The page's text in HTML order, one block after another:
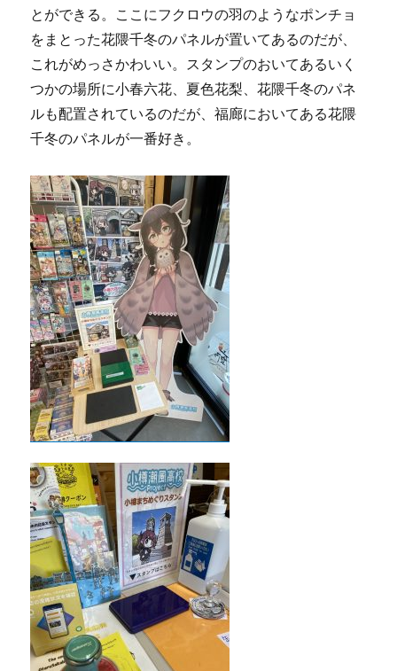
とができる。ここにフクロウの羽のようなポンチョ
をまとった花隈千冬のパネルが置いてあるのだが、
これがめっさかわいい。スタンプのおいてあるいく
つかの場所に小春六花、夏色花梨、花隈千冬のパネ
ルも配置されているのだが、福廊においてある花隈
千冬のパネルが一番好き。